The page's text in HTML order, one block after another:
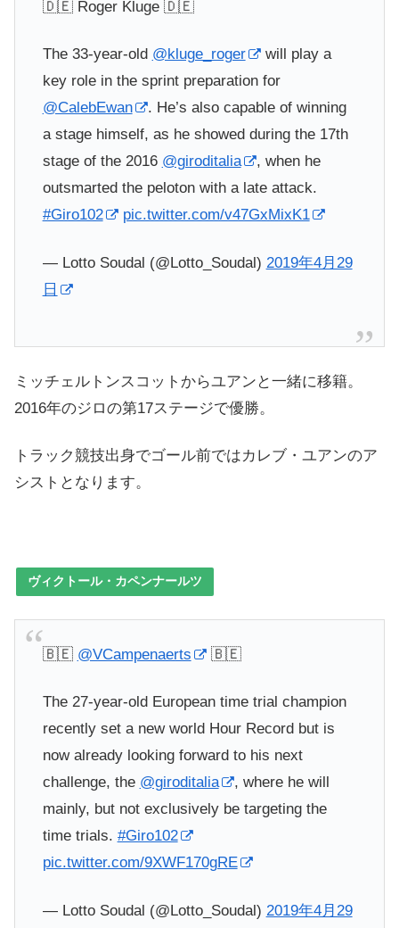
🇩🇪 Roger Kluge 🇩🇪
The 33-year-old @kluge_roger
will play a
key role in the sprint preparation for
@CalebEwan
. He’s also capable of winning
a stage himself, as he showed during the 17th
stage of the 2016 @giroditalia
, when he
outsmarted the peloton with a late attack.
#Giro102
pic.twitter.com/v47GxMixK1
— Lotto Soudal (@Lotto_Soudal) 2019年4月29
日
ミッチェルトンスコットからユアンと一緒に移籍。
2016年のジロの第17ステージで優勝。
トラック競技出身でゴール前ではカレブ・ユアンのア
シストとなります。
ヴィクトール・カペンナールツ
🇧🇪 @VCampenaerts 🇧🇪
The 27-year-old European time trial champion
recently set a new world Hour Record but is
now already looking forward to his next
challenge, the @giroditalia
, where he will
mainly, but not exclusively be targeting the
time trials. #Giro102
pic.twitter.com/9XWF170gRE
— Lotto Soudal (@Lotto_Soudal) 2019年4月29